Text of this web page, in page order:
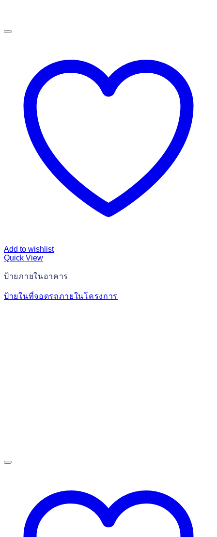
Add to wishlist
Quick View
ป้ายภายในอาคาร
ป้ายในที่จอดรถภายในโครงการ